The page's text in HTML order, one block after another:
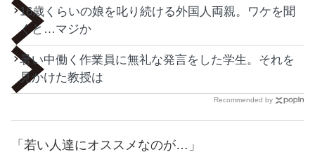
16歳くらいの娘を叱り続ける外国人両親。ワケを聞
くと…マジか
暑い中働く作業員に無礼な発言をした学生。それを
見かけた教授は
Recommended by
「若い人達にオススメなのが…」